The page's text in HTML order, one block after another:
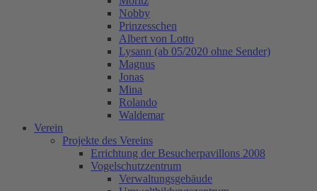
Nobby
Prinzesschen
Albert von Lotto
Lysann (ab 05/2020 ohne Sender)
Magnus
Jonas
Mina
Rolando
Waldemar
Verein
Projekte des Vereins
Errichtung der Besucherpavillons 2008
Vogelschutzzentrum
Verwaltungsgebäude